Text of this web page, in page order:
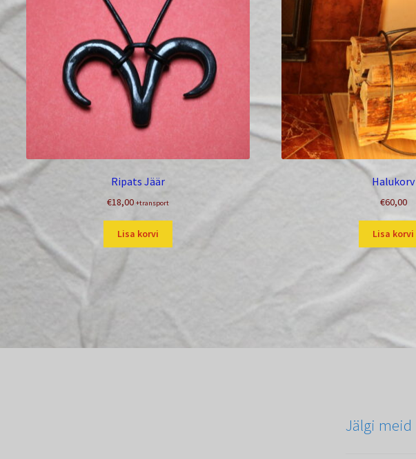
Ripats Jäär
€18,00 +transport
Lisa korvi
Halukorv
€60,00
Lisa korvi
Jälgi meid